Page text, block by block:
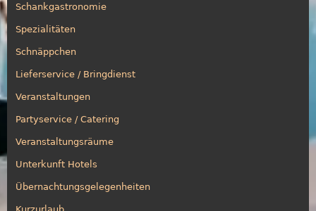
Schankgastronomie
Spezialitäten
Schnäppchen
Lieferservice / Bringdienst
Veranstaltungen
Partyservice / Catering
Veranstaltungsräume
Unterkunft Hotels
Übernachtungsgelegenheiten